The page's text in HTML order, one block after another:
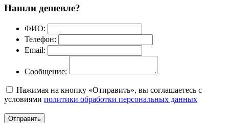
Нашли дешевле?
ФИО:
Телефон:
Email:
Сообщение:
Нажимая на кнопку «Отправить», вы соглашаетесь с
условиями политики обработки персональных данных
Отправить